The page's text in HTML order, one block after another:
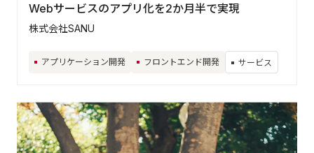
Webサービスのアプリ化を2か月半で実現
株式会社SANU
アプリケーション開発 フロントエンド開発 サービス